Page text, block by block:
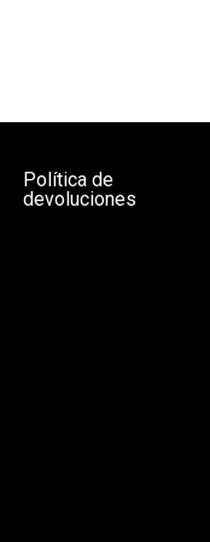
Política de
devoluciones